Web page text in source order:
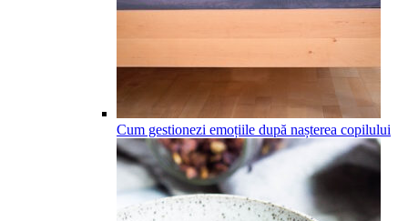
Cum gestionezi emoțiile după nașterea copilului